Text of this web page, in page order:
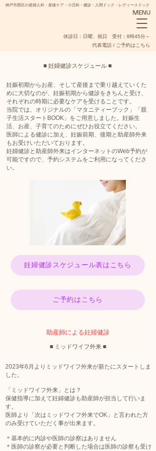
NADESHIKO
​休診日：日曜、祝日 受付：8時45分～
代表電話 / ご予約はこちら
MENU
神戸市西区の産婦人科・産後ケア・小児科・健診・人間ドック・レディースドック
■ 妊婦健診スケジュール ■
妊娠初期からお産、そして産後まで乗り越えていくた
めに大切なのが、妊娠初期から健診をきちんと受け、
それぞれの時期に必要なケアを受けることです。
当院では、オリジナルの「マタニティーブック」「親
子生活スタートBOOK」をご用意しました。妊娠生
活、お産、子育てのためにぜひお役立てください。
医師による健診に加え、妊娠前期、後期と助産師外来
もお受けいただいております。
妊婦健診と助産師外来はインターネットのWeb予約が
可能ですので、予約システムをご利用になってくださ
い。
妊婦健診スケジュール表はこちら
ご予約はこちら
助産師による妊婦健診
■ ミッドワイフ外来 ■
2023年6月よりミッドワイフ外来が新たにスタートしま
した。
「ミッドワイフ外来」とは？
保健指導に加えて妊婦健診も助産師が担当して行いま
す。
医師より「次はミッドワイフ外来でOK」と言われた方
のみ受けていただく事が出来ます。
＊基本的に内診や医師の診察はありません
＊医師の診察が必要と判断した場合は医師の診察も受け